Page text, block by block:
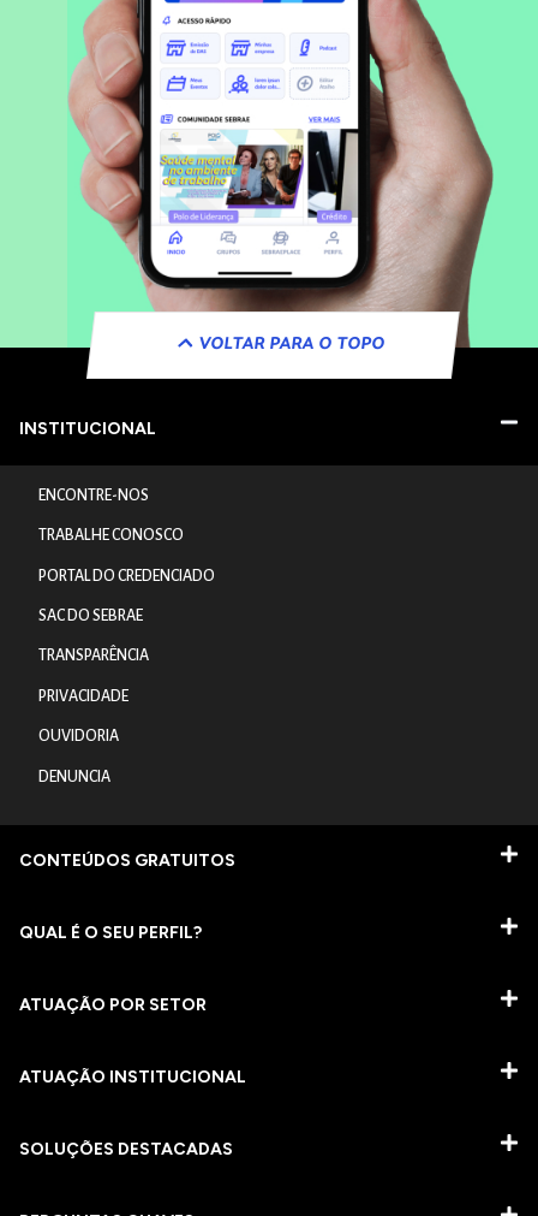
VOLTAR PARA O TOPO
INSTITUCIONAL
ENCONTRE-NOS
TRABALHE CONOSCO
PORTAL DO CREDENCIADO
SAC DO SEBRAE
TRANSPARÊNCIA
PRIVACIDADE
OUVIDORIA
DENUNCIA
CONTEÚDOS GRATUITOS
QUAL É O SEU PERFIL?
ATUAÇÃO POR SETOR
ATUAÇÃO INSTITUCIONAL
SOLUÇÕES DESTACADAS